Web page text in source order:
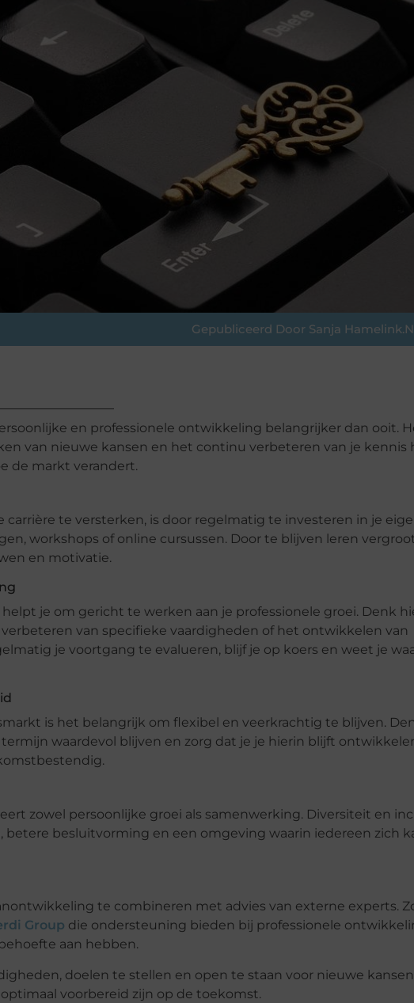
Gepubliceerd Door Sanja
en professionele ontwikkeling belangrijker dan ooit.
van nieuwe kansen en het continu verbeteren van je kennis
de markt verandert.
carrière te versterken, is door regelmatig te investeren in je
workshops of online cursussen. Door te blijven leren
en motivatie.
je om gericht te werken aan je professionele groei. Denk
van specifieke vaardigheden of het ontwikkelen van
je voortgang te evalueren, blijf je op koers en weet je
is het belangrijk om flexibel en veerkrachtig te blijven.
waardevol blijven en zorg dat je je hierin blijft
zowel persoonlijke groei als samenwerking. Diversiteit en
betere besluitvorming en een omgeving waarin iedereen zich
te combineren met advies van externe experts.
Group die ondersteuning bieden bij professionele
aan hebben.
doelen te stellen en open te staan voor nieuwe
voorbereid zijn op de toekomst.